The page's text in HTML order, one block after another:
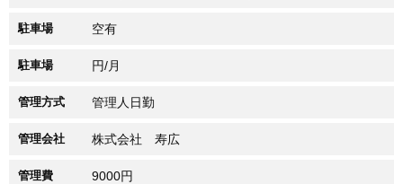
駐車場 空有
駐車場 円/月
管理方式 管理人日勤
管理会社 株式会社 寿広
管理費 9000円